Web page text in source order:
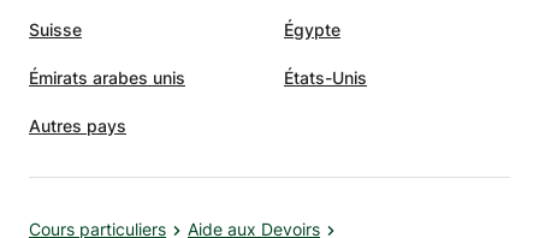
Suisse Égypte
Émirats arabes unis États-Unis
Autres pays
Cours particuliers
Aide aux Devoirs